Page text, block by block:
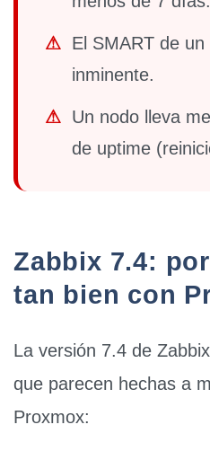
⚠ El SMART de un
inminente.
⚠ Un nodo lleva
de uptime
Zabbix 7.4:
tan bien con
La versión 7.4 de
que parecen hechas a
Proxmox: